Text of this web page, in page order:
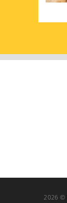
2026 ©